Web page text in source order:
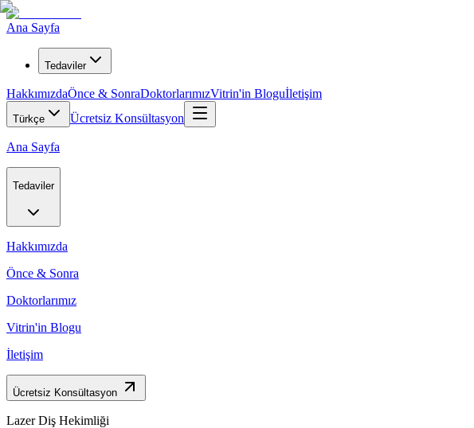
Ana Sayfa
Tedaviler
HakkımızdaÖnce & SonraDoktorlarımızVitrin'in Bloguİletişim
Türkçe Ücretsiz Konsültasyon
Ana Sayfa
Tedaviler
Hakkımızda
Önce & Sonra
Doktorlarımız
Vitrin'in Blogu
İletişim
Ücretsiz Konsültasyon
Lazer Diş Hekimliği